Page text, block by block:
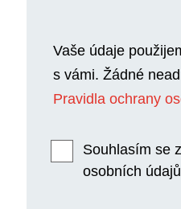
Vaše údaje
s vámi. Žádné
Pravidla ochrany
Souhlasím se
osobních údajů